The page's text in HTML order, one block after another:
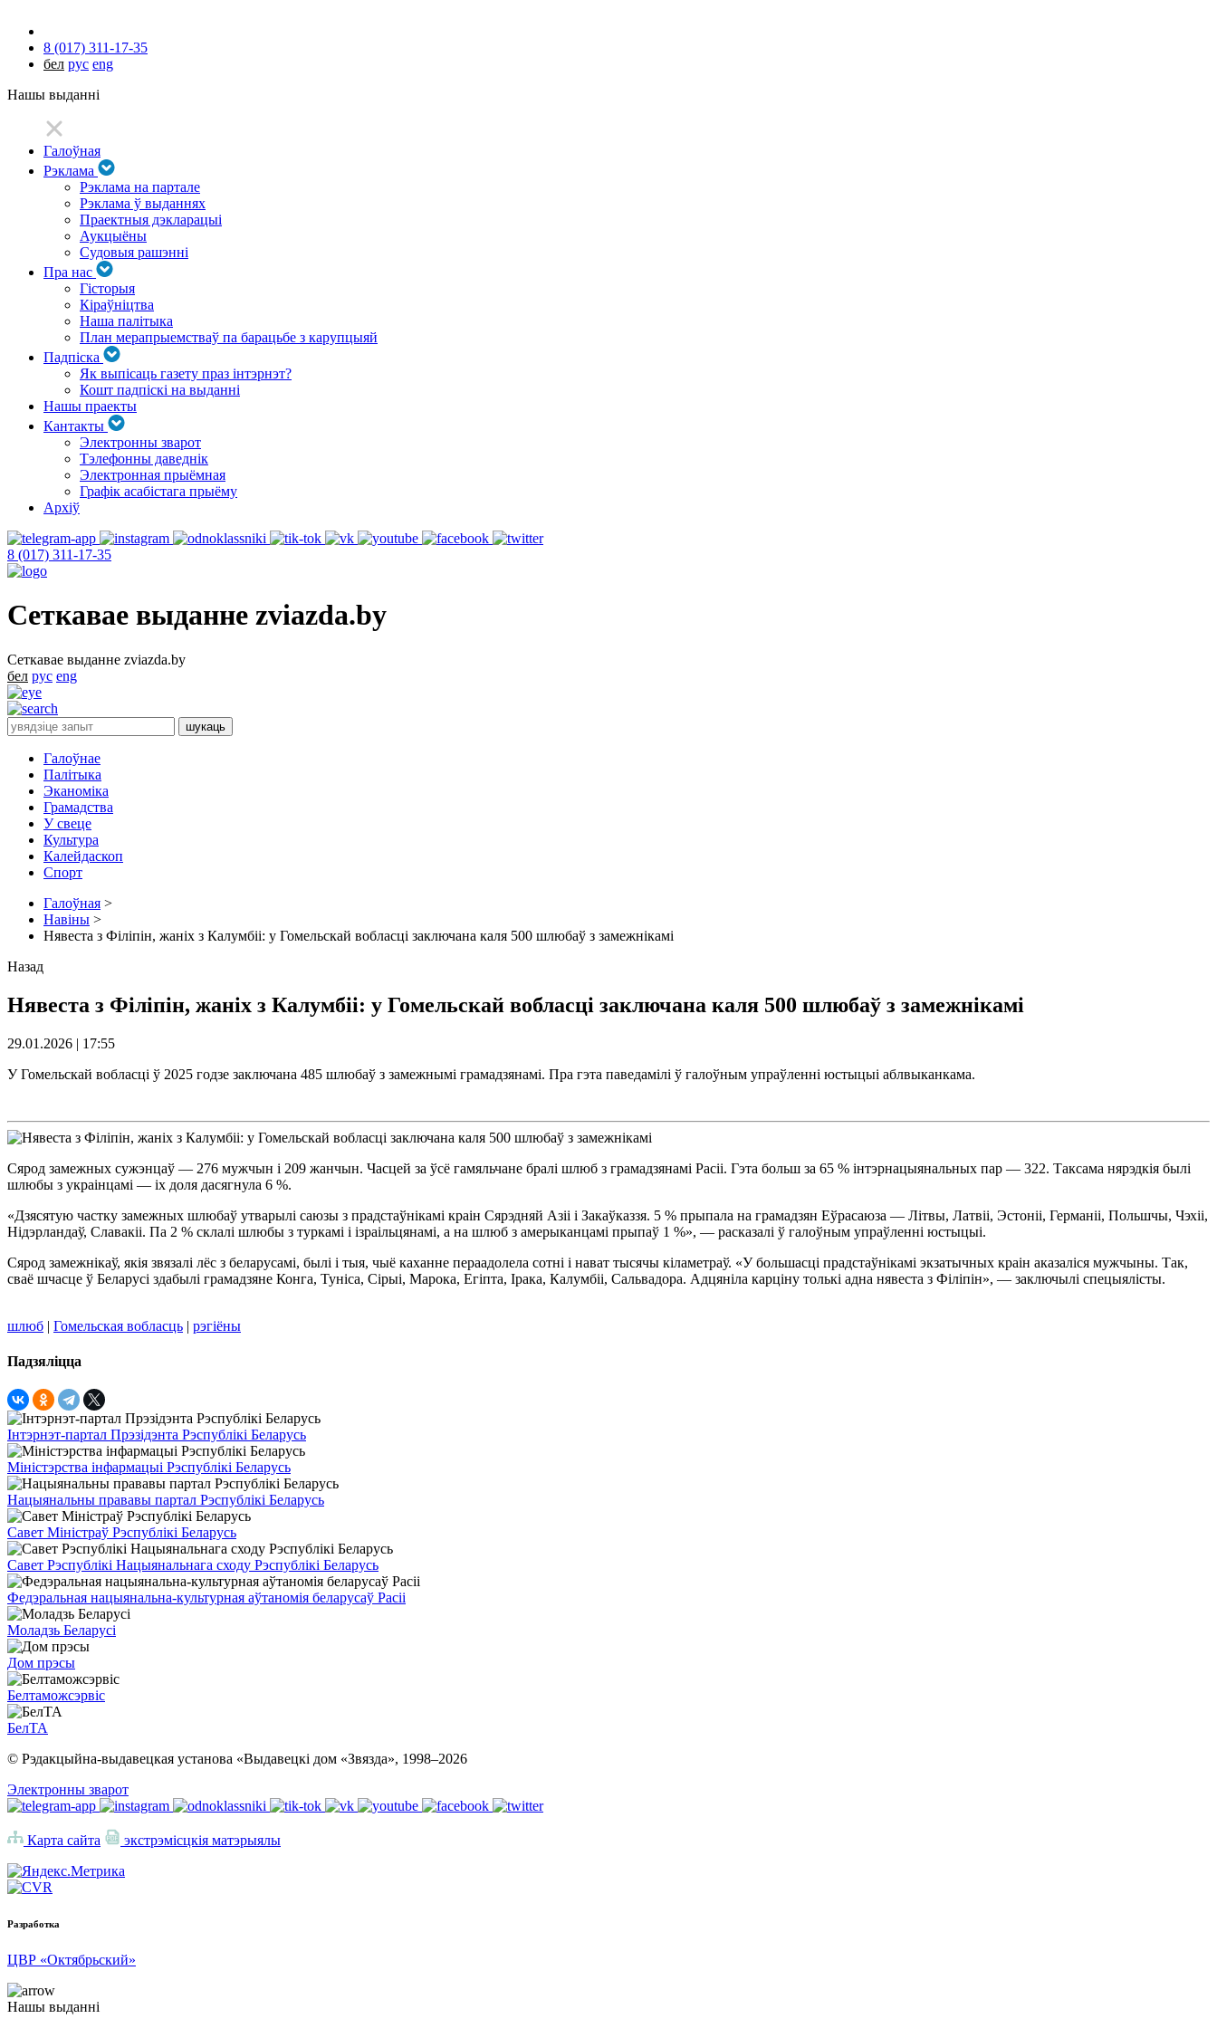
8 (017) 311-17-35
бел рус eng
Нашы выданні
Галоўная
Рэклама
Рэклама на партале
Рэклама ў выданнях
Праектныя дэкларацыі
Аукцыёны
Судовыя рашэнні
Пра нас
Гісторыя
Кіраўніцтва
Наша палітыка
План мерапрыемстваў па барацьбе з карупцыяй
Падпіска
Як выпісаць газету праз інтэрнэт?
Кошт падпіскі на выданні
Нашы праекты
Кантакты
Электронны зварот
Тэлефонны даведнік
Электронная прыёмная
Графік асабістага прыёму
Архіў
8 (017) 311-17-35
Сеткавае выданне zviazda.by
Сеткавае выданне zviazda.by
бел рус eng
Галоўнае
Палітыка
Эканоміка
Грамадства
У свеце
Культура
Калейдаскоп
Спорт
Галоўная >
Навіны >
Нявеста з Філіпін, жаніх з Калумбіі: у Гомельскай вобласці заключана каля 500 шлюбаў з замежнікамі
Назад
Нявеста з Філіпін, жаніх з Калумбіі: у Гомельскай вобласці заключана каля 500 шлюбаў з замежнікамі
29.01.2026 | 17:55
У Гомельскай вобласці ў 2025 годзе заключана 485 шлюбаў з замежнымі грамадзянамі. Пра гэта паведамілі ў галоўным упраўленні юстыцыі аблвыканкама.
Сярод замежных сужэнцаў — 276 мужчын і 209 жанчын. Часцей за ўсё гамяльчане бралі шлюб з грамадзянамі Расіі. Гэта больш за 65 % інтэрнацыянальных пар — 322. Таксама нярэдкія былі
шлюбы з украінцамі — іх доля дасягнула 6 %.
«Дзясятую частку замежных шлюбаў утварылі саюзы з прадстаўнікамі краін Сярэдняй Азіі і Закаўказзя. 5 % прыпала на грамадзян Еўрасаюза — Літвы, Латвіі, Эстоніі, Германіі, Польшчы, Чэхіі,
Нідэрландаў, Славакіі. Па 2 % склалі шлюбы з туркамі і ізраільцянамі, а на шлюб з амерыканцамі прыпаў 1 %», — расказалі ў галоўным упраўленні юстыцыі.
Сярод замежнікаў, якія звязалі лёс з беларусамі, былі і тыя, чыё каханне пераадолела сотні і нават тысячы кіламетраў. «У большасці прадстаўнікамі экзатычных краін аказаліся мужчыны. Так,
сваё шчасце ў Беларусі здабылі грамадзяне Конга, Туніса, Сірыі, Марока, Егіпта, Ірака, Калумбіі, Сальвадора. Адцяніла карціну толькі адна нявеста з Філіпін», — заключылі спецыялісты.
шлюб | Гомельская вобласць | рэгіёны
Падзяліцца
Інтэрнэт-партал Прэзідэнта Рэспублікі Беларусь
Міністэрства інфармацыі Рэспублікі Беларусь
Нацыянальны прававы партал Рэспублікі Беларусь
Савет Міністраў Рэспублікі Беларусь
Савет Рэспублікі Нацыянальнага сходу Рэспублікі Беларусь
Федэральная нацыянальна-культурная аўтаномія беларусаў Расіі
Моладзь Беларусі
Дом прэсы
Белтаможсэрвіс
БелТА
© Рэдакцыйна-выдавецкая установа «Выдавецкі дом «Звязда», 1998–2026
Электронны зварот
Карта сайта экстрэмісцкія матэрыялы
Разработка
ЦВР «Октябрьский»
Нашы выданні